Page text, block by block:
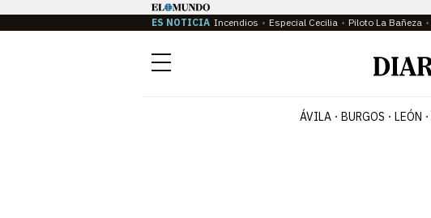
ES NOTICIA Incendios Especial Cecilia Piloto La Bañeza
Menú
ÁVILA BURGOS LEÓN